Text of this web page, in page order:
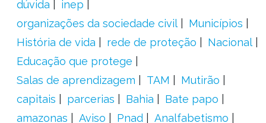
dúvida
inep
organizações da sociedade civil
Municípios
História de vida
rede de proteção
Nacional
Educação que protege
Salas de aprendizagem
TAM
Mutirão
capitais
parcerias Bahia
Bate papo
amazonas
Aviso Pnad Analfabetismo